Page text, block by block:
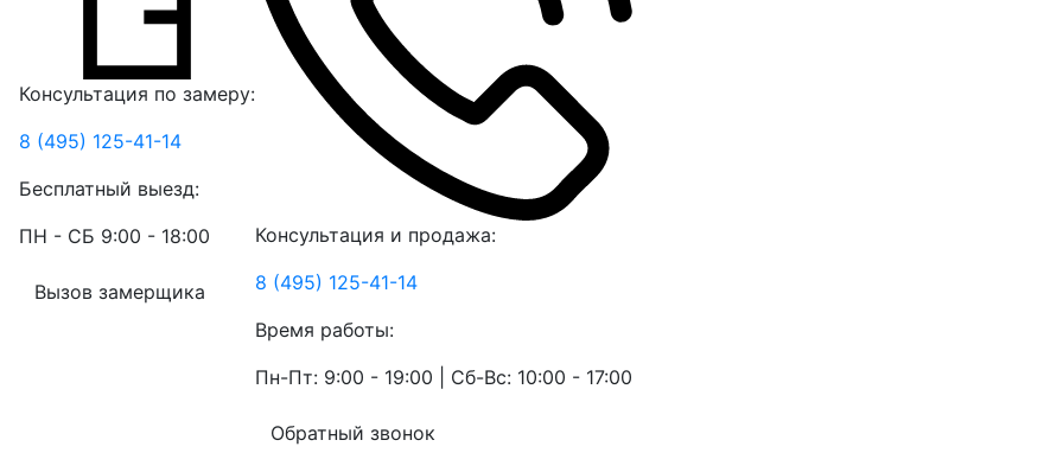
Консультация по замеру:
8 (495) 125-41-14
Бесплатный выезд:
ПН - СБ 9:00 - 18:00
Вызов замерщика
Консультация и продажа:
8 (495) 125-41-14
Время работы:
Пн-Пт: 9:00 - 19:00 | Сб-Вс: 10:00 - 17:00
Обратный звонок